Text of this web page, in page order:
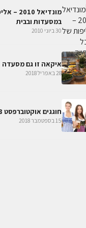
במסעדות ובבית
30 ביוני 2010
איקאה זו גם מסעדה
28 באפריל 2018
חוגגים אוקטוברפסט 2018 בישראל
15 בספטמבר 2018